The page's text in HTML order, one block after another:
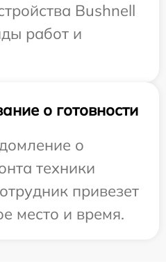
Bushnell
работ и
о готовности
о
техники
привезет
место и время.